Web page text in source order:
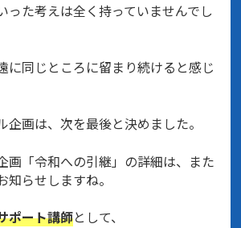
った考えは全く持っていませんでし
に同じところに留まり続けると感じ
企画は、次を最後と決めました。
画「令和への引継」の詳細は、また
らせしますね。
ポート講師として、